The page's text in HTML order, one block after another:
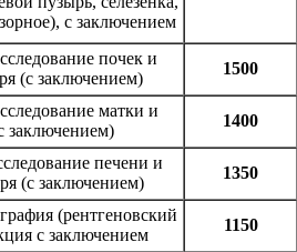
с заключением
почек и
(с заключением)
1500
матки и
заключением)
1400
печени и
(с заключением)
1350
(рентгеновский
с заключением
1150